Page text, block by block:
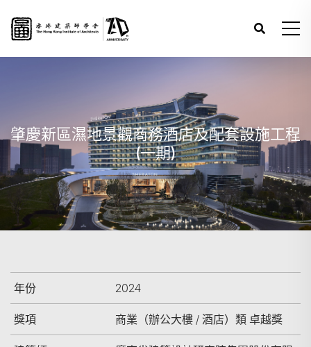
肇慶新區濕地景觀商務酒店及配套設施工程
(一期)
年份 2024
獎項 商業（辦公大樓 / 酒店）類 卓越獎